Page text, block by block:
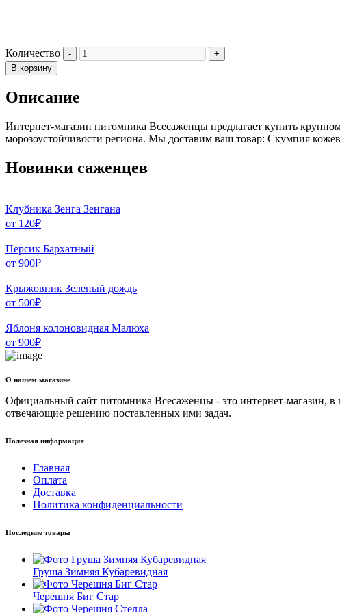
Количество
В корзину
Описание
Интернет-магазин питомника Всесаженцы предлагает купить
морозоустойчивости региона. Мы доставим ваш товар: Скумпия
Новинки саженцев
Клубника Зенга Зенгана
от 120₽
Персик Бархатный
от 900₽
Крыжовник Зеленый дождь
от 500₽
Яблоня колоновидная Малюха
от 900₽
О нашем магазине
Официальный сайт питомника Всесаженцы - это интернет-магазин,
отвечающие решению поставленных ими задач.
Полезная информация
Главная
Оплата
Доставка
Политика конфиденциальности
Последние товары
Груша Зимняя Кубаревидная
Черешня Биг Стар